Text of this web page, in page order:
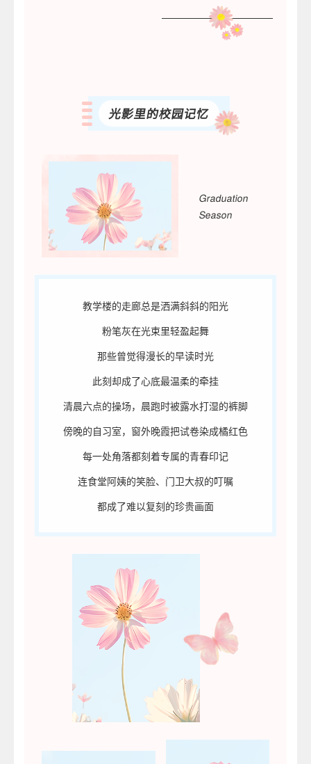
光影里的校园记忆
Graduation
Season
教学楼的走廊总是洒满斜斜的阳光
粉笔灰在光束里轻盈起舞
那些曾觉得漫长的早读时光
此刻却成了心底最温柔的牵挂
清晨六点的操场，晨跑时被露水打湿的裤脚
傍晚的自习室，窗外晚霞把试卷染成橘红色
每一处角落都刻着专属的青春印记
连食堂阿姨的笑脸、门卫大叔的叮嘱
都成了难以复刻的珍贵画面